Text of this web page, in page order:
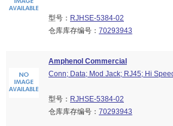
型号： RJHSE-5384-02
仓库库存编号： 70293943
Amphenol Commercial
Conn; Data; Mod Jack; RJ45; Hi
型号： RJHSE-5384-02
仓库库存编号： 70293943